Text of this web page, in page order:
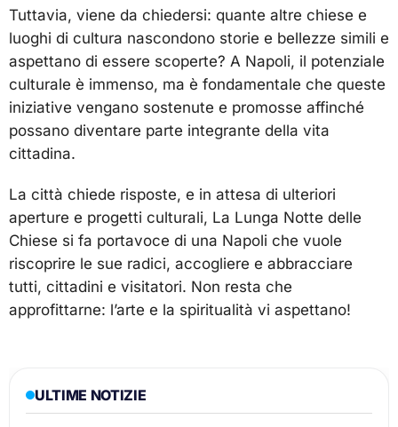
Tuttavia, viene da chiedersi: quante altre chiese e
luoghi di cultura nascondono storie e bellezze simili e
aspettano di essere scoperte? A Napoli, il potenziale
culturale è immenso, ma è fondamentale che queste
iniziative vengano sostenute e promosse affinché
possano diventare parte integrante della vita
cittadina.
La città chiede risposte, e in attesa di ulteriori
aperture e progetti culturali, La Lunga Notte delle
Chiese si fa portavoce di una Napoli che vuole
riscoprire le sue radici, accogliere e abbracciare
tutti, cittadini e visitatori. Non resta che
approfittarne: l’arte e la spiritualità vi aspettano!
ULTIME NOTIZIE